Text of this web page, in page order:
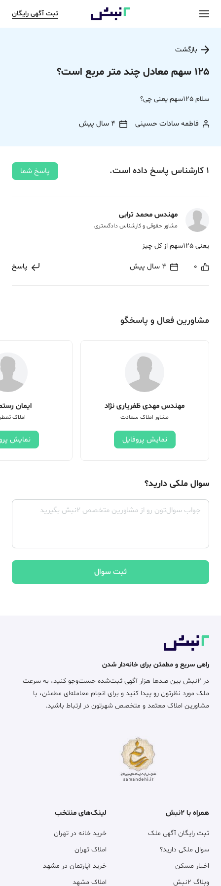
ثبت آگهی رایگان
بازگشت
125 سهم معادل چند متر مربع است؟
سلام 125سهم یعنی چی؟
فاطمه سادات حسینی 4 سال پیش
1 کارشناس پاسخ داده‌ است. پاسخ شما
مهندس محمد ترابی
مشاور حقوقی و کارشناس دادگستری
یعنی 125سهم از کل چیز
0 4 سال پیش پاسخ
مشاورین فعال و پاسخگو
مهندس مهدی ظفریاری نژاد
مشاور املاک سعادت
نمایش پروفایل
ایمان
املاک
نمایش
سوال ملکی دارید؟
ثبت سوال
راهی سریع و مطمئن برای خانه‌دار شدن
در ۲نبش بین صدها هزار آگهی ثبت‌شده جست‌وجو کنید، به سرعت
ملک مورد نظرتون رو پیدا کنید و برای انجام معامله‌ای مطمئن، با
مشاورین املاک معتمد و متخصص شهرتون در ارتباط باشید.
همراه با ۲نبش
ثبت رایگان آگهی ملک
سوال ملکی دارید؟
اخبار مسکن
وبلاگ ۲نبش
لینک‌های منتخب
خرید خانه در تهران
املاک تهران
خرید آپارتمان در مشهد
املاک مشهد